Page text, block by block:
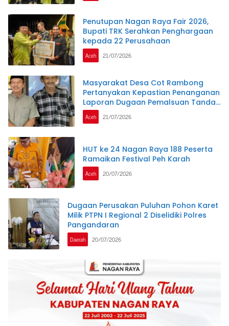
Penutupan Nagan Raya Fair 2026,
Bupati TRK Serahkan Penghargaan
kepada 22 Perusahaan
Aceh 21/07/2026
Masyarakat Desa Cot Rambong
Pertanyakan Kepastian Penanganan
Laporan Dugaan Pemalsuan Tanda
Tangan di Polres Nagan Raya
Aceh 21/07/2026
HUT ke 24 Nagan Raya 188 Peserta
Ramaikan Festival Peh Karah
Aceh 20/07/2026
Dugaan Perusakan Puluhan Pohon Karet
Milik PTPN I Regional 2 Diselidiki Polres
Pangandaran
Daerah 20/07/2026